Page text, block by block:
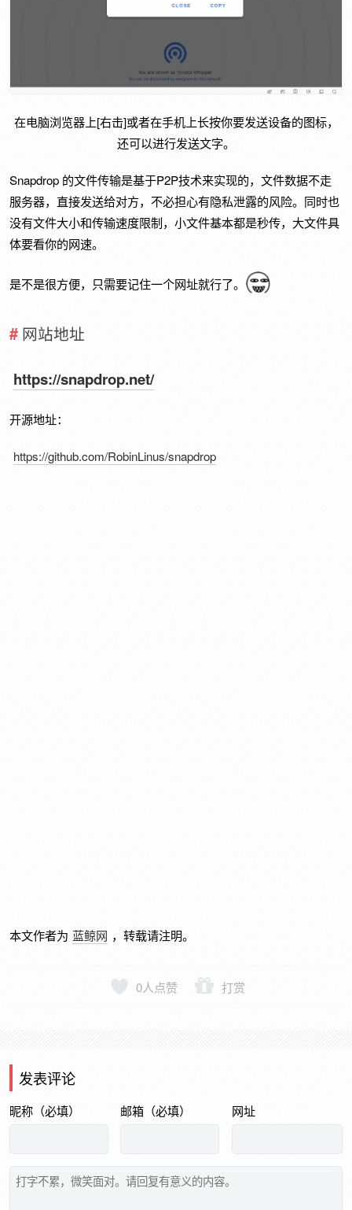
在电脑浏览器上[右击]或者在手机上长按你要发送设备的图标，
还可以进行发送文字。
Snapdrop 的文件传输是基于P2P技术来实现的，文件数据不走
服务器，直接发送给对方，不必担心有隐私泄露的风险。同时也
没有文件大小和传输速度限制，小文件基本都是秒传，大文件具
体要看你的网速。
是不是很方便，只需要记住一个网址就行了。
网站地址
https://snapdrop.net/
开源地址：
https://github.com/RobinLinus/snapdrop
本文作者为 蓝鲸网 ，转载请注明。
0人点赞 打赏
发表评论
昵称（必填） 邮箱（必填） 网址